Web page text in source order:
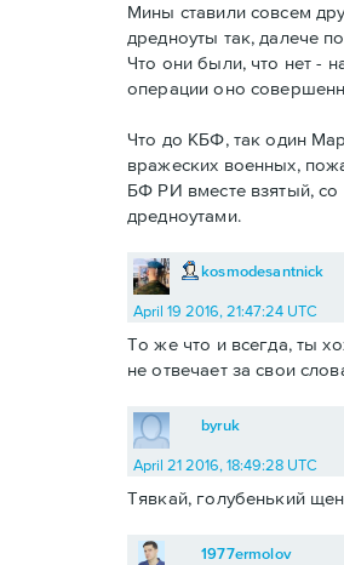
Мины ставили совсем
дредноуты так, далече
Что они были, что нет -
операции оно
Что до КБФ, так один
вражеских военных,
БФ РИ вместе взятый, со
дредноутами.
kosmodesantnick
April 19 2016, 21:47:24 UTC
То же что и всегда, ты
не отвечает за свои
byruk
April 21 2016, 18:49:28 UTC
Тявкай, голубенький
1977ermolov